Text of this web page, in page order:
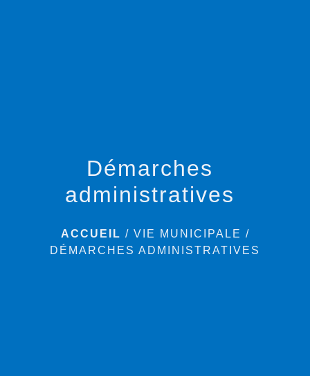
Démarches
administratives
ACCUEIL / VIE MUNICIPALE /
DÉMARCHES ADMINISTRATIVES